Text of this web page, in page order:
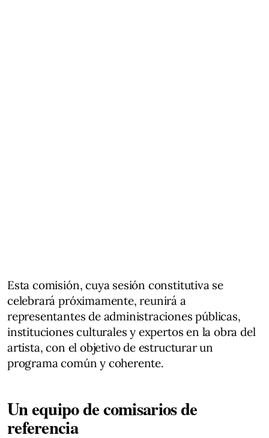
Esta comisión, cuya sesión constitutiva se
celebrará próximamente, reunirá a
representantes de administraciones públicas,
instituciones culturales y expertos en la obra del
artista, con el objetivo de estructurar un
programa común y coherente.
Un equipo de comisarios de
referencia